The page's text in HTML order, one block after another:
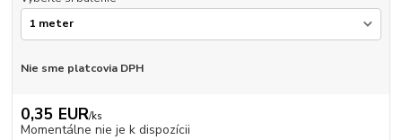
Nie sme platcovia DPH
0,35 EUR/ks
Momentálne nie je k dispozícii